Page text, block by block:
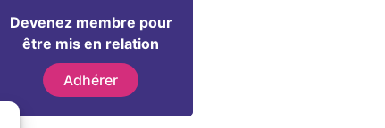
Devenez membre pour
être mis en relation
Adhérer